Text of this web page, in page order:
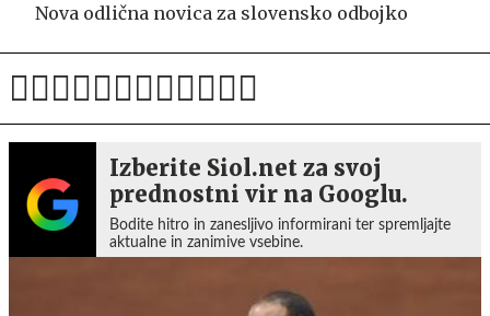
Nova odlična novica za slovensko odbojko
Izberite Siol.net za svoj
prednostni vir na Googlu.
Bodite hitro in zanesljivo informirani ter spremljajte
aktualne in zanimive vsebine.